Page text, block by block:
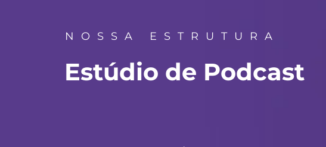
NOSSA ESTRUTURA
Estúdio de Podcast